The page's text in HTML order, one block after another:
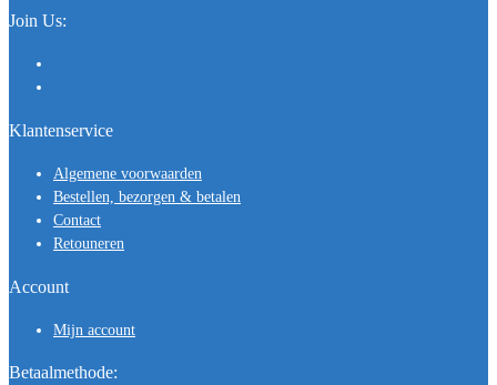
Join Us:
Klantenservice
Algemene voorwaarden
Bestellen, bezorgen & betalen
Contact
Retouneren
Account
Mijn account
Betaalmethode: